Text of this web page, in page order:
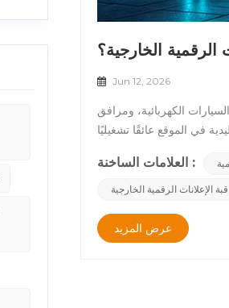
الخارجية؟
Jun 12, 2026
الكهربائية، ومرافق
في الموقع عائقًا تشغيليًا
الإعلانات الرقمية الخارجية. يمكن أن تخسر شاشة واحدة مميزة في محطة الحافلات، إذا توقفت عن العمل لمدة ثلاثة أيام، أكثر من 2000 دولار من
عن بُعد للوحات الإعلانية
مصممة خصيصًا لشاشات
الإعلانات الخارجية بتقنية LED وLCD. يقوم النظام بجمع بيانات التشغيل والبيئة والهيكل بشكل مستمر وفوري من كل وحدة عرض، ثم يعرض حالة الجهاز
العلامات الساخنة :
الإعلانات الرقمية الخارجية
عرض المزيد